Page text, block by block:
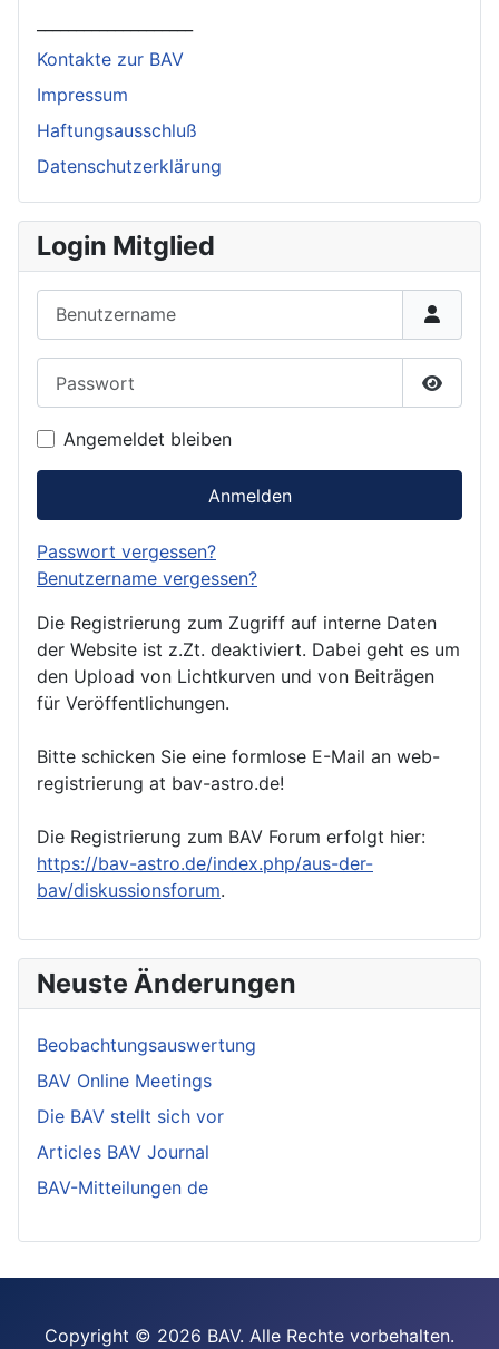
Kontakte zur BAV
Impressum
Haftungsausschluß
Datenschutzerklärung
Login Mitglied
Angemeldet bleiben
Anmelden
Passwort vergessen?
Benutzername vergessen?
Die Registrierung zum Zugriff auf interne Daten
der Website ist z.Zt. deaktiviert. Dabei geht es um
den Upload von Lichtkurven und von Beiträgen
für Veröffentlichungen.
Bitte schicken Sie eine formlose E-Mail an web-
registrierung at bav-astro.de!
Die Registrierung zum BAV Forum erfolgt hier:
https://bav-astro.de/index.php/aus-der-
bav/diskussionsforum.
Neuste Änderungen
Beobachtungsauswertung
BAV Online Meetings
Die BAV stellt sich vor
Articles BAV Journal
BAV-Mitteilungen de
Copyright © 2026 BAV. Alle Rechte vorbehalten.